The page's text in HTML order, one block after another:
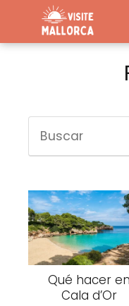
Qué hacer en
Cala d’Or